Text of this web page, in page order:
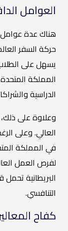
العوامل
هناك عدة عوامل
حركة السفر
يسهل على الطلاب
المملكة
الدراسية
وعلاوة على
العالي. وعلى
في المملكة
لفرص العمل
البريطانية
التنافسي.
كفاح